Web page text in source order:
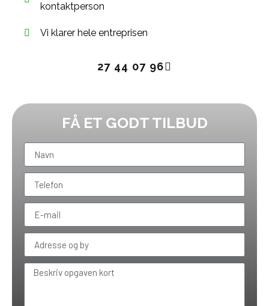
kontaktperson
Vi klarer hele entreprisen
27 44 07 96
FÅ ET GODT TILBUD